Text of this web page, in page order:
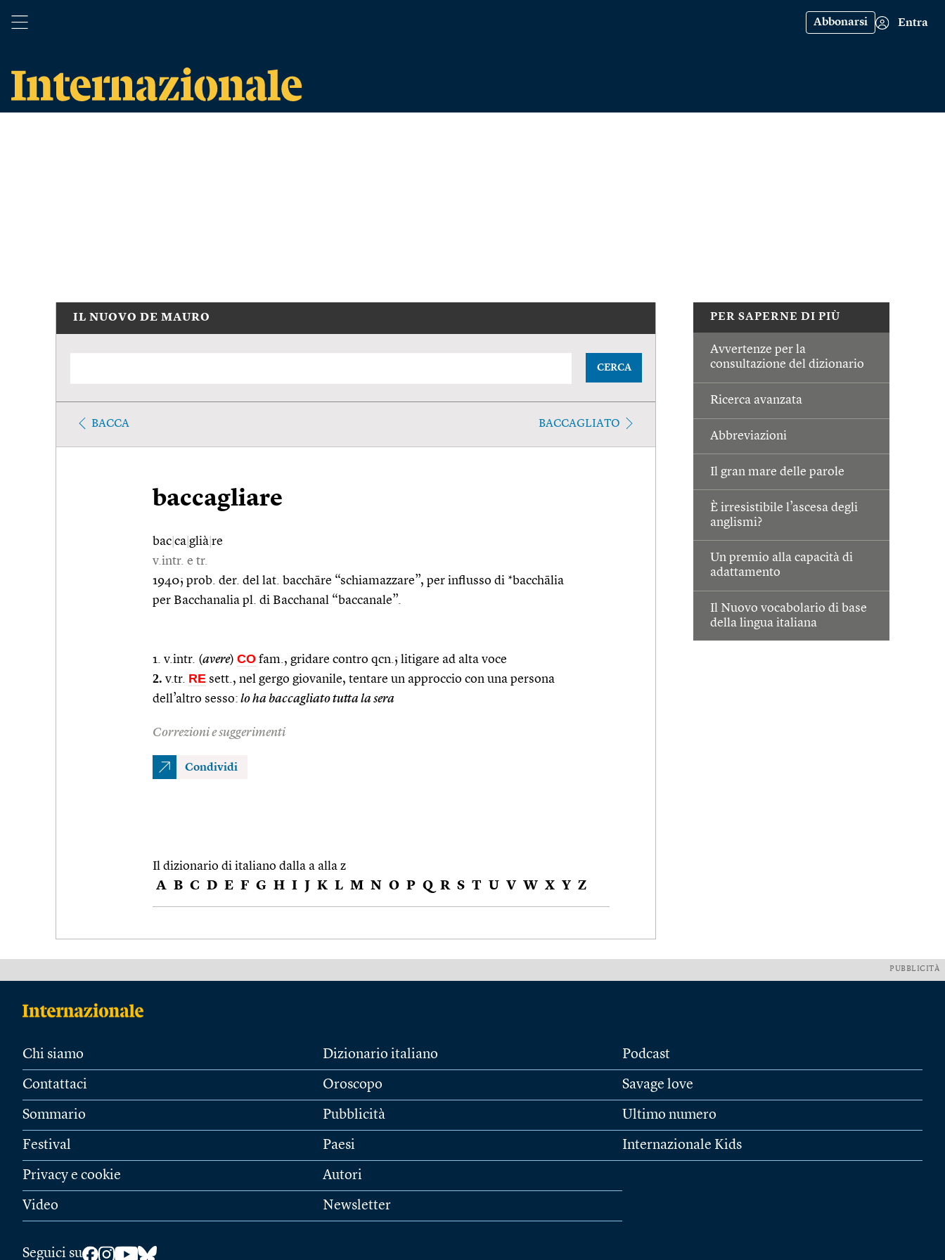
Abbonarsi Entra
PER SAPERNE DI PIÙ
Avvertenze per la
consultazione del dizionario
Ricerca avanzata
Abbreviazioni
Il gran mare delle parole
È irresistibile l’ascesa degli
anglismi?
Un premio alla capacità di
adattamento
Il Nuovo vocabolario di base
della lingua italiana
IL NUOVO DE MAURO
CERCA
BACCA BACCAGLIATO
baccagliare
bac ca glià re
v.intr. e tr.
1940; prob. der. del lat. bacchāre “schiamazzare”, per influsso di *bacchālia
per Bacchanalia pl. di Bacchanal “baccanale”.
1. v.intr. (avere) CO fam., gridare contro qcn.; litigare ad alta voce
2. v.tr. RE sett., nel gergo giovanile, tentare un approccio con una persona
dell’altro sesso: lo ha baccagliato tutta la sera
Correzioni e suggerimenti
Condividi
Il dizionario di italiano dalla a alla z
A B C D E F G H I J K L M N O P Q R S T U V W X Y Z
PUBBLICITÀ
Chi siamo
Contattaci
Sommario
Festival
Privacy e cookie
Video
Dizionario italiano
Oroscopo
Pubblicità
Paesi
Autori
Newsletter
Podcast
Savage love
Ultimo numero
Internazionale Kids
Seguici su